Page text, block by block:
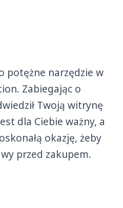
potężne narzędzie w
Zabiegając o
Twoją witrynę
dla Ciebie ważny, a
okazję, żeby
przed zakupem.